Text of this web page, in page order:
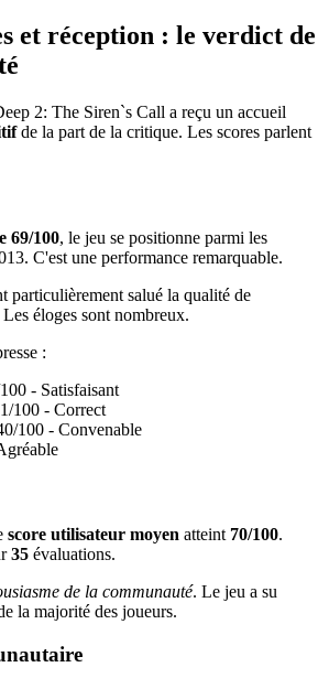
et réception : le verdict de
2: The Siren`s Call a reçu un accueil
de la part de la critique. Les scores parlent
69/100, le jeu se positionne parmi les
C'est une performance remarquable.
particulièrement salué la qualité de
éloges sont nombreux.
:
- Satisfaisant
100 - Correct
100 - Convenable
score utilisateur moyen atteint 70/100.
35 évaluations.
de la communauté. Le jeu a su
la majorité des joueurs.